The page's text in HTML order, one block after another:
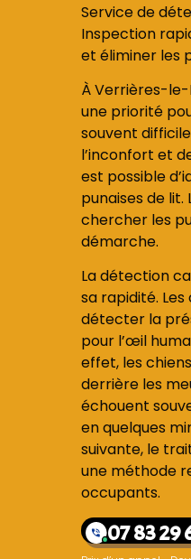
Service de
Inspection
et éliminer les
À Verrières-le-
une priorité
souvent
l’inconfort et
est possible
punaises de
chercher les
démarche.
La détection
sa rapidité.
détecter la
pour l’œil
effet, les
derrière les
échouent
en quelques
suivante, le
une méthode
occupants.
07 83 29